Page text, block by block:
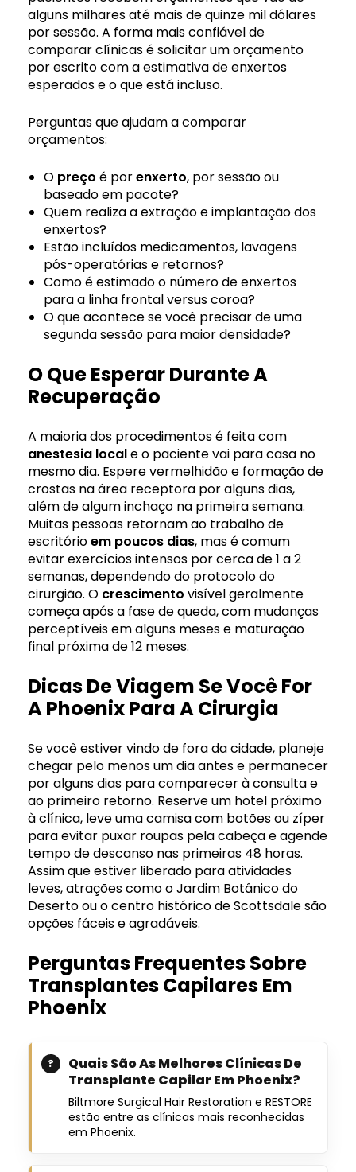
alguns milhares até mais de quinze mil dólares
por sessão. A forma mais confiável de
comparar clínicas é solicitar um orçamento
por escrito com a estimativa de enxertos
esperados e o que está incluso.
Perguntas que ajudam a comparar
orçamentos:
O preço é porenxerto, por sessão ou
baseado em pacote?
Quem realiza a extração e implantação dos
enxertos?
Estão incluídos medicamentos, lavagens
pós-operatórias e retornos?
Como é estimado o número de enxertos
para a linha frontal versus coroa?
O que acontece se você precisar de uma
segunda sessão para maior densidade?
O Que Esperar Durante A
Recuperação
A maioria dos procedimentos é feita com
anestesia locale o paciente vai para casa no
mesmo dia. Espere vermelhidão e formação de
crostas na área receptora por alguns dias,
além de algum inchaço na primeira semana.
Muitas pessoas retornam ao trabalho de
escritórioem poucos dias, mas é comum
evitar exercícios intensos por cerca de 1 a 2
semanas, dependendo do protocolo do
cirurgião. O crescimento visível geralmente
começa após a fase de queda, com mudanças
perceptíveis em alguns meses e maturação
final próxima de 12 meses.
Dicas De Viagem Se Você For
A Phoenix Para A Cirurgia
Se você estiver vindo de fora da cidade, planeje
chegar pelo menos um dia antes e permanecer
por alguns dias para comparecer à consulta e
ao primeiro retorno. Reserve um hotel próximo
à clínica, leve uma camisa com botões ou zíper
para evitar puxar roupas pela cabeça e agende
tempo de descanso nas primeiras 48 horas.
Assim que estiver liberado para atividades
leves, atrações como o Jardim Botânico do
Deserto ou o centro histórico de Scottsdale são
opções fáceis e agradáveis.
Perguntas Frequentes Sobre
Transplantes Capilares Em
Phoenix
Quais São As Melhores Clínicas De
Transplante Capilar Em Phoenix?
Biltmore Surgical Hair Restoration e RESTORE
estão entre as clínicas mais reconhecidas
em Phoenix.